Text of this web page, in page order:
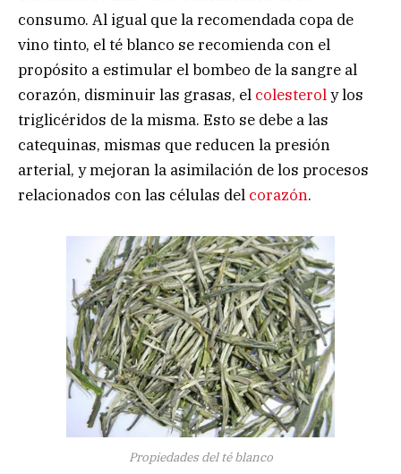
consumo. Al igual que la recomendada copa de
vino tinto, el té blanco se recomienda con el
propósito a estimular el bombeo de la sangre al
corazón, disminuir las grasas, el colesteroly los
triglicéridos de la misma. Esto se debe a las
catequinas, mismas que reducen la presión
arterial, y mejoran la asimilación de los procesos
relacionados con las células del corazón.
Propiedades del té blanco